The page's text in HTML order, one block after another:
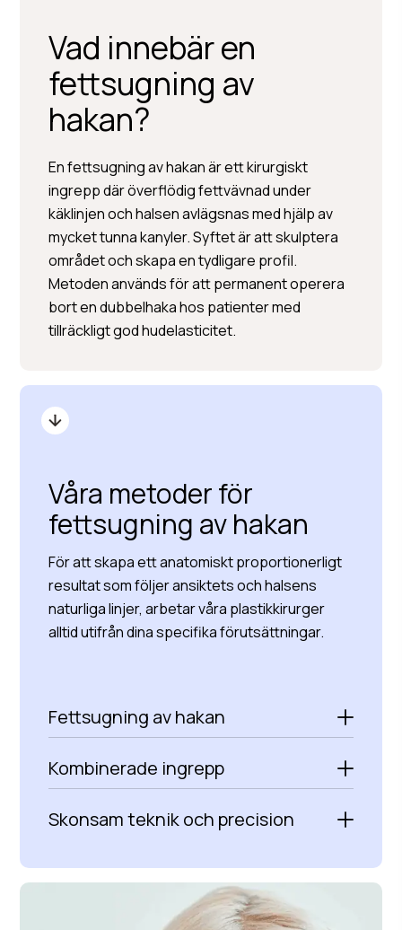
Vad innebär en
fettsugning av
hakan?
En fettsugning av hakan är ett kirurgiskt
ingrepp där överflödig fettvävnad under
käklinjen och halsen avlägsnas med hjälp av
mycket tunna kanyler. Syftet är att skulptera
området och skapa en tydligare profil.
Metoden används för att permanent operera
bort en dubbelhaka hos patienter med
tillräckligt god hudelasticitet.
Våra metoder för
fettsugning av hakan
För att skapa ett anatomiskt proportionerligt
resultat som följer ansiktets och halsens
naturliga linjer, arbetar våra plastikkirurger
alltid utifrån dina specifika förutsättningar.
Fettsugning av hakan
Kombinerade ingrepp
Skonsam teknik och precision